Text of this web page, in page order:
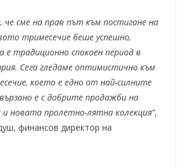
че сме на прав път към постигане на
тримесечие беше успешно,
е традиционно спокоен период в
Сега гледаме оптимистично към
което е едно от най-силните
е с добрите продажби на
и новата пролетно-лятна колекция”,
финансов директор на